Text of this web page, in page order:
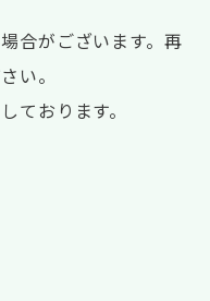
合がございます。 再
い。
ております。